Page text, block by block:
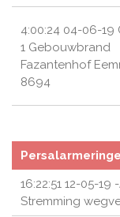
4:00:24 04-06-19
1 Gebouwbrand
Fazantenhof
8694
16:22:51 12-05-19
Stremming